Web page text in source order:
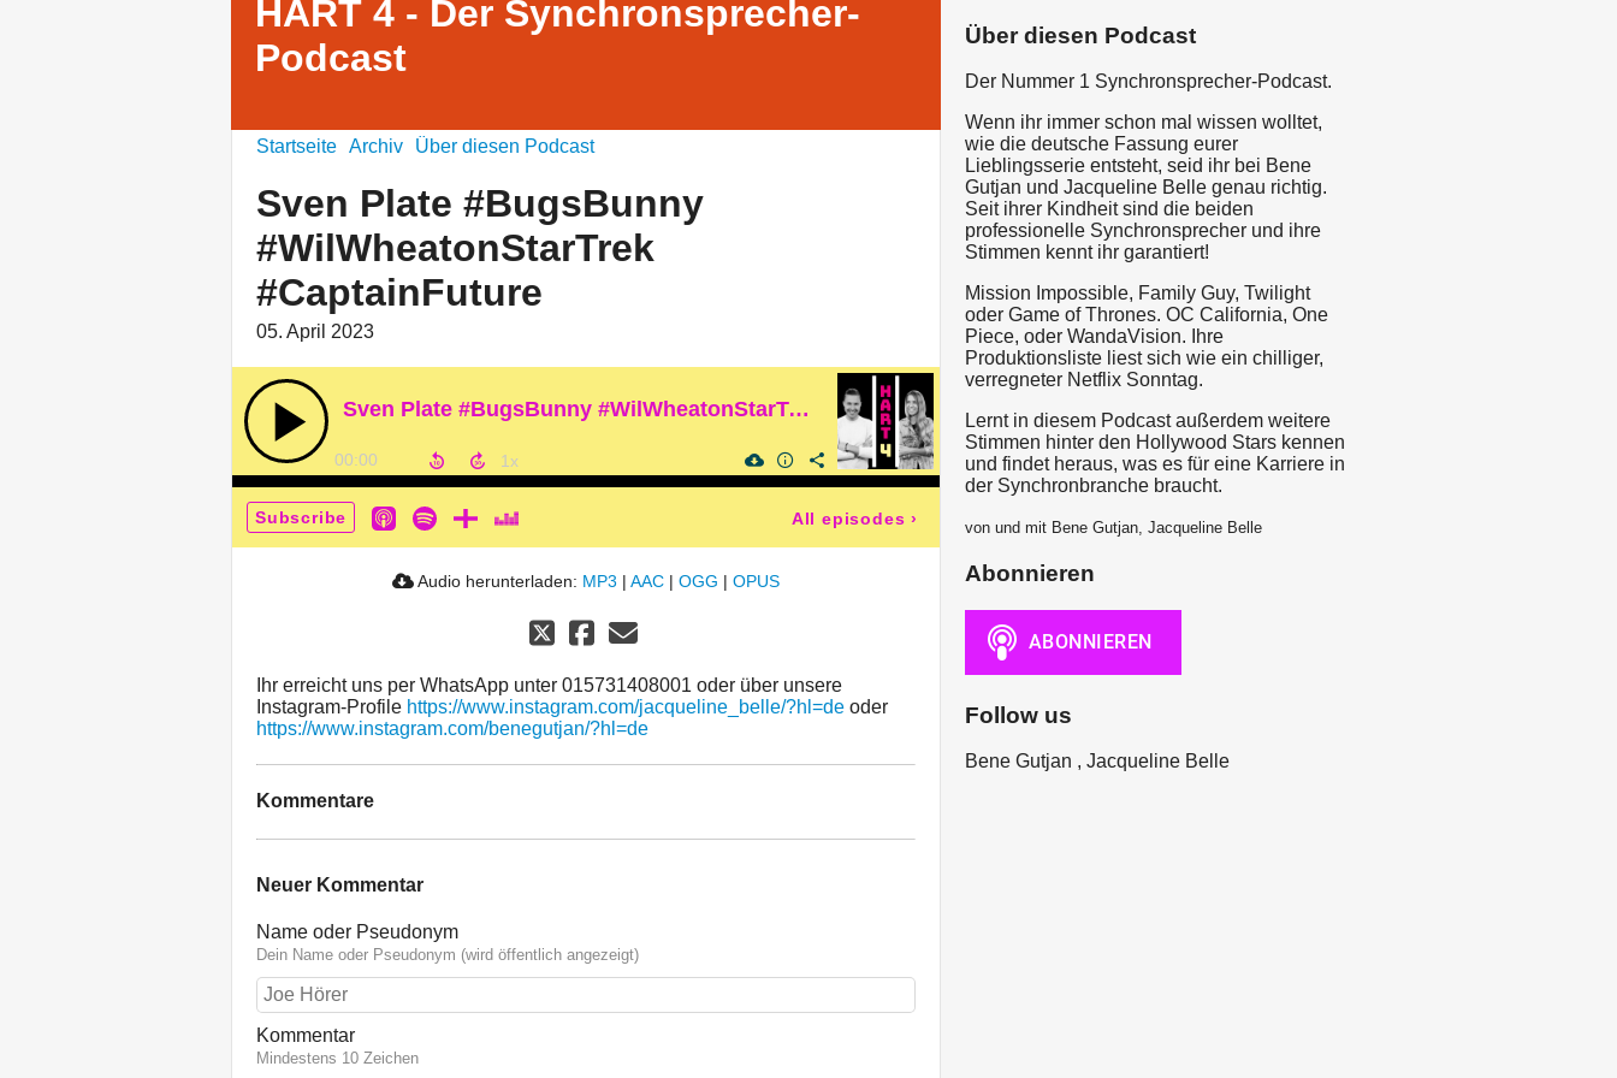
HART 4 - Der Synchronsprecher-
Podcast
Startseite Archiv Über diesen Podcast
Sven Plate #BugsBunny
#WilWheatonStarTrek
#CaptainFuture
05. April 2023
Sven Plate #BugsBunny #WilWheatonStarTrek #CaptainFuture
00:00
Subscribe All episodes ›
Audio herunterladen: MP3 | AAC | OGG | OPUS
Ihr erreicht uns per WhatsApp unter 015731408001 oder über unsere
Instagram-Profile https://www.instagram.com/jacqueline_belle/?hl=de oder
https://www.instagram.com/benegutjan/?hl=de
Kommentare
Neuer Kommentar
Name oder Pseudonym
Dein Name oder Pseudonym (wird öffentlich angezeigt)
Kommentar
Mindestens 10 Zeichen
Über diesen Podcast
Der Nummer 1 Synchronsprecher-Podcast.
Wenn ihr immer schon mal wissen wolltet,
wie die deutsche Fassung eurer
Lieblingsserie entsteht, seid ihr bei Bene
Gutjan und Jacqueline Belle genau richtig.
Seit ihrer Kindheit sind die beiden
professionelle Synchronsprecher und ihre
Stimmen kennt ihr garantiert!
Mission Impossible, Family Guy, Twilight
oder Game of Thrones. OC California, One
Piece, oder WandaVision. Ihre
Produktionsliste liest sich wie ein chilliger,
verregneter Netflix Sonntag.
Lernt in diesem Podcast außerdem weitere
Stimmen hinter den Hollywood Stars kennen
und findet heraus, was es für eine Karriere in
der Synchronbranche braucht.
von und mit Bene Gutjan, Jacqueline Belle
Abonnieren
Follow us
Bene Gutjan , Jacqueline Belle